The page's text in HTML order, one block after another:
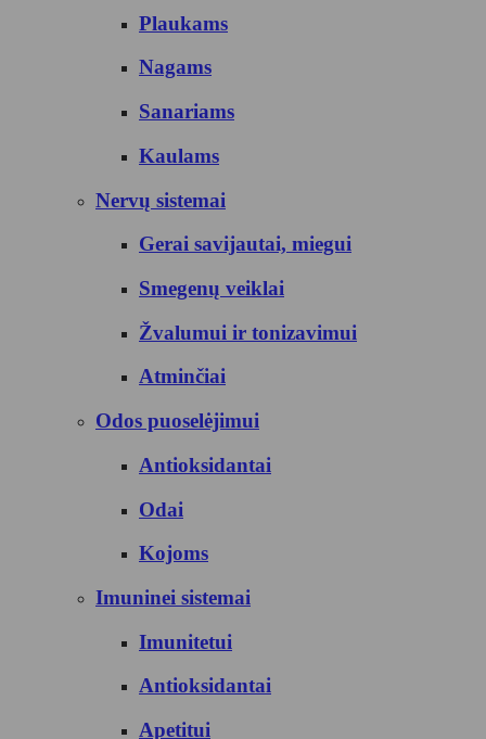
Plaukams
Nagams
Sanariams
Kaulams
Nervų sistemai
Gerai savijautai, miegui
Smegenų veiklai
Žvalumui ir tonizavimui
Atminčiai
Odos puoselėjimui
Antioksidantai
Odai
Kojoms
Imuninei sistemai
Imunitetui
Antioksidantai
Apetitui